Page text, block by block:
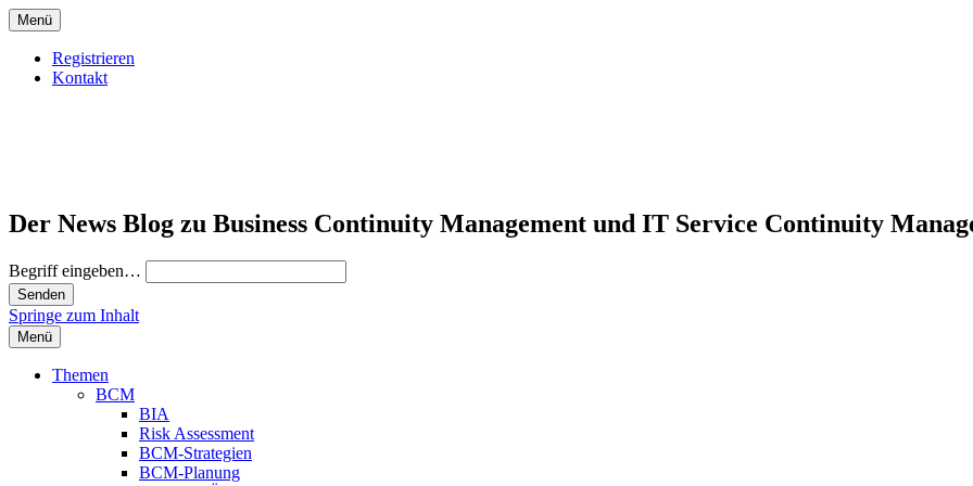
Menü
Registrieren
Kontakt
Der News Blog zu Business Continuity Management und IT Service Continuity
Begriff eingeben…
Springe zum Inhalt
Menü
Themen
BCM
BIA
Risk Assessment
BCM-Strategien
BCM-Planung